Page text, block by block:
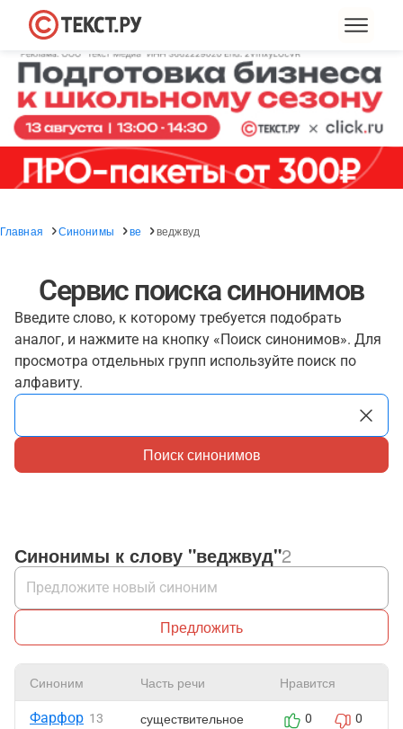
Главная Синонимы ве веджвуд
Сервис поиска синонимов
Введите слово, к которому требуется подобрать
аналог, и нажмите на кнопку «Поиск синонимов». Для
просмотра отдельных групп используйте поиск по
алфавиту.
Поиск синонимов
Синонимы к слову "веджвуд"2
Предложить
Синоним Часть речи Нравится
Фарфор 13 существительное 0 0